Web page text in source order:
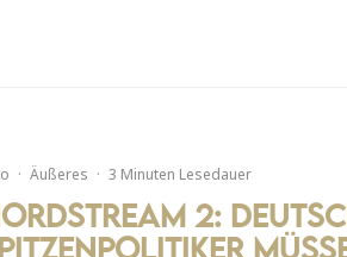
· Äußeres · 3 Minuten Lesedauer
2: